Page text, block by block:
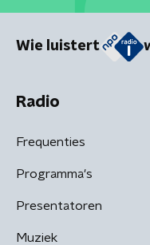
Wie luistert
Radio
Frequenties
Programma's
Presentatoren
Muziek